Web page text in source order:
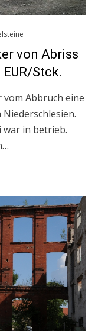
von Abriss
Stck.
vom Abbruch eine
war in betrieb.